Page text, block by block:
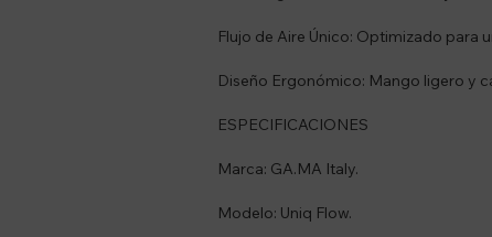
Flujo de Aire Único: Optimizado para
Diseño Ergonómico: Mango ligero y
ESPECIFICACIONES
Marca: GA.MA Italy.
Modelo: Uniq Flow.